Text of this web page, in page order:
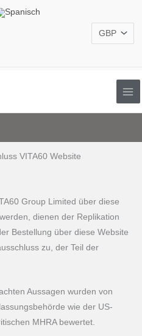
Group Limited über diese
dienen der Replikation
Bestellung über diese Website
zu, der Teil der
Aussagen wurden von
wie der US-
MHRA bewertet.